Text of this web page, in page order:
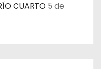
CUARTO 5 de